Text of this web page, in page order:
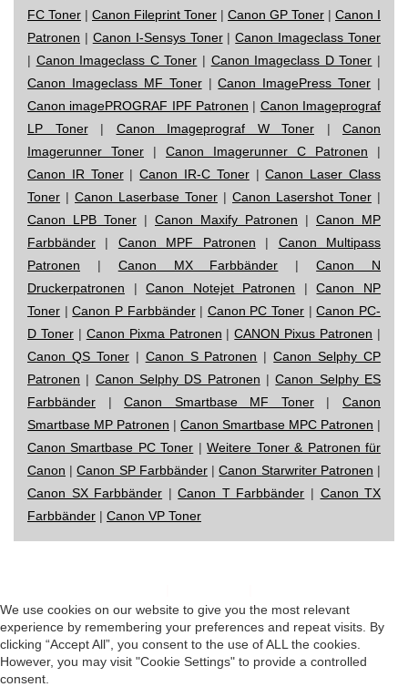
FC Toner | Canon Fileprint Toner | Canon GP Toner | Canon I
Patronen | Canon I-Sensys Toner|Canon Imageclass Toner
| Canon Imageclass C Toner | Canon Imageclass D Toner |
Canon Imageclass MF Toner|Canon ImagePress Toner |
Canon imagePROGRAF IPF Patronen | Canon Imageprograf
LP Toner| Canon Imageprograf W Toner | Canon
Imagerunner Toner | Canon Imagerunner C Patronen |
Canon IR Toner|Canon IR-C Toner|Canon Laser Class
Toner | Canon Laserbase Toner | Canon Lasershot Toner |
Canon LPB Toner | Canon Maxify Patronen | Canon MP
Farbbänder | Canon MPF Patronen | Canon Multipass
Patronen | Canon MX Farbbänder |Canon N
Druckerpatronen |Canon Notejet Patronen |Canon NP
Toner |Canon P Farbbänder| Canon PC Toner |Canon PC-
D Toner| Canon Pixma Patronen |CANON Pixus Patronen |
Canon QS Toner| Canon S Patronen |Canon Selphy CP
Patronen | Canon Selphy DS Patronen |Canon Selphy ES
Farbbänder |Canon Smartbase MF Toner|Canon
Smartbase MP Patronen | Canon Smartbase MPC Patronen |
Canon Smartbase PC Toner |Weitere Toner & Patronen für
Canon |Canon SP Farbbänder|Canon Starwriter Patronen |
Canon SX Farbbänder |Canon T Farbbänder | Canon TX
Farbbänder | Canon VP Toner
We use cookies on our website to give you the most relevant
experience by remembering your preferences and repeat visits. By
clicking “Accept All”, you consent to the use of ALL the cookies.
However, you may visit "Cookie Settings" to provide a controlled
consent.